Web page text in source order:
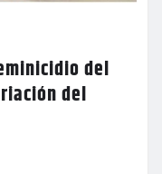
del
del